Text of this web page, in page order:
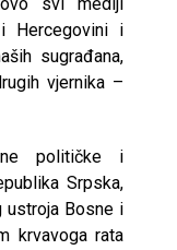
Hercegovini i
sugrađana,
vjernika –
političke i
Srpska,
ustroja Bosne i
krvavoga rata